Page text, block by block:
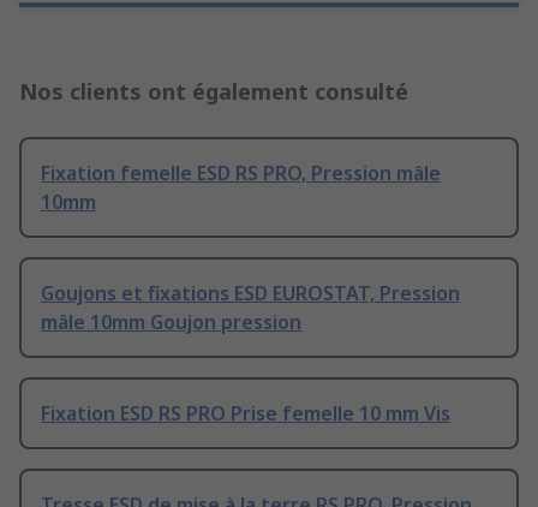
Nos clients ont également consulté
Fixation femelle ESD RS PRO, Pression mâle
10mm
Goujons et fixations ESD EUROSTAT, Pression
mâle 10mm Goujon pression
Fixation ESD RS PRO Prise femelle 10 mm Vis